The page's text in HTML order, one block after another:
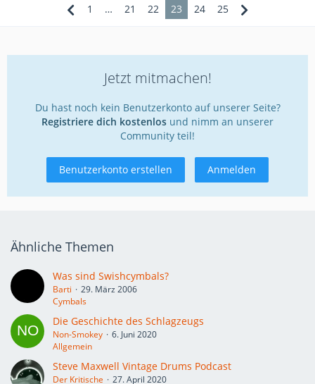
1 … 21 22 23 24 25
Jetzt mitmachen!
Du hast noch kein Benutzerkonto auf unserer Seite?
Registriere dich kostenlos und nimm an unserer
Community teil!
Benutzerkonto erstellen Anmelden
Ähnliche Themen
Was sind Swishcymbals?
Barti
29. März 2006
Cymbals
Die Geschichte des Schlagzeugs
Non-Smokey
6. Juni 2020
Allgemein
Steve Maxwell Vintage Drums Podcast
Der Kritische 27. April 2020